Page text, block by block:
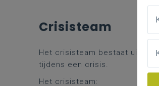
Crisisteam
Het crisisteam bestaat uit
tijdens een crisis.
Het crisisteam: